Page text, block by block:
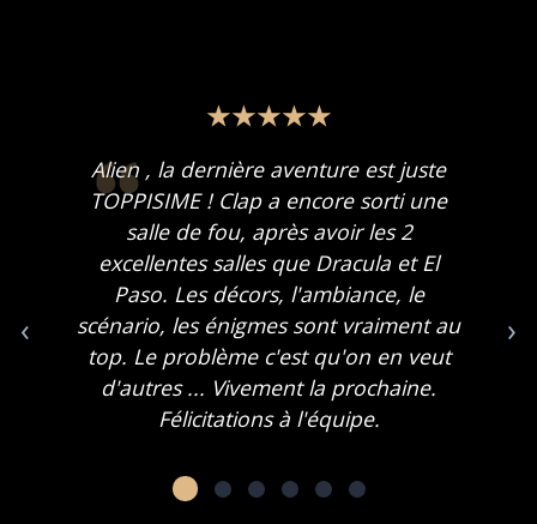
‹
Alien , la dernière aventure est juste
TOPPISIME ! Clap a encore sorti une
salle de fou, après avoir les 2
excellentes salles que Dracula et El
Paso. Les décors, l'ambiance, le
scénario, les énigmes sont vraiment au
top. Le problème c'est qu'on en veut
d'autres ... Vivement la prochaine.
Félicitations à l'équipe.
›